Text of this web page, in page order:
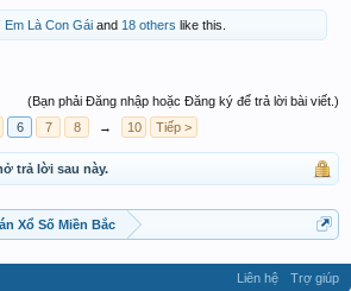
Em Là Con Gái and 18 others like this.
(Bạn phải Đăng nhập hoặc Đăng ký để trả lời bài viết.)
6 7 8 → 10 Tiếp >
trả lời sau này.
Xổ Số Miền Bắc
Liên hệ Trợ giúp